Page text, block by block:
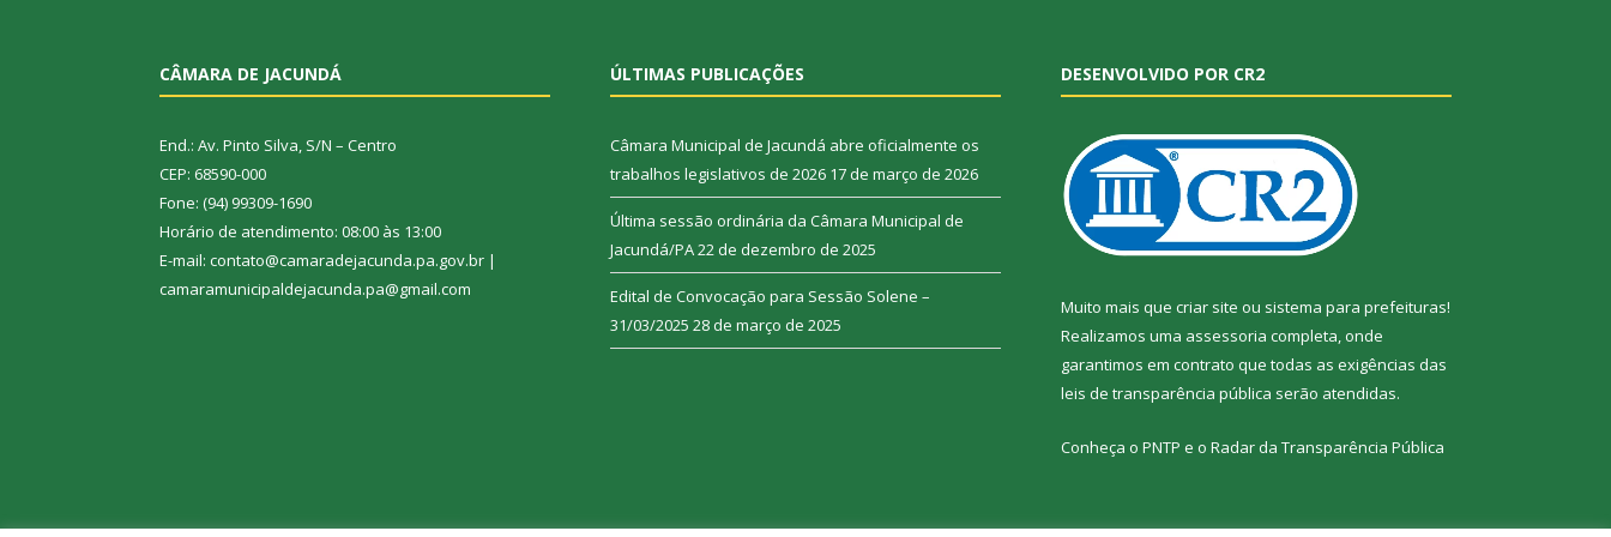
CÂMARA DE JACUNDÁ
End.: Av. Pinto Silva, S/N – Centro
CEP: 68590-000
Fone: (94) 99309-1690
Horário de atendimento: 08:00 às 13:00
E-mail: contato@camaradejacunda.pa.gov.br |
camaramunicipaldejacunda.pa@gmail.com
ÚLTIMAS PUBLICAÇÕES
Câmara Municipal de Jacundá abre oficialmente os
trabalhos legislativos de 2026 17 de março de 2026
Última sessão ordinária da Câmara Municipal de
Jacundá/PA22 de dezembro de 2025
Edital de Convocação para Sessão Solene –
31/03/2025 28 de março de 2025
DESENVOLVIDO POR CR2
Muito mais que criar site ou sistema para prefeituras!
Realizamos uma assessoria completa, onde
garantimos em contrato que todas as exigências das
leis de transparência pública serão atendidas.
Conheça o PNTP e o Radar da Transparência Pública